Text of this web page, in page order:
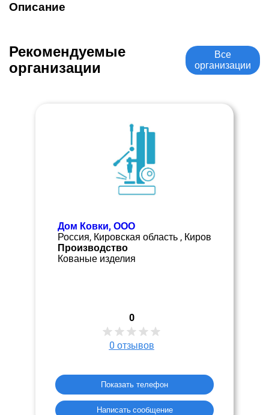
Описание
Рекомендуемые
организации
Все
организации
Дом Ковки, ООО
Россия, Кировская область , Киров
Производство
Кованые изделия
0
0 отзывов
Показать телефон
Написать сообщение